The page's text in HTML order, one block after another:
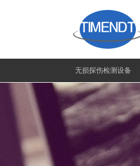
无损探伤检测设备